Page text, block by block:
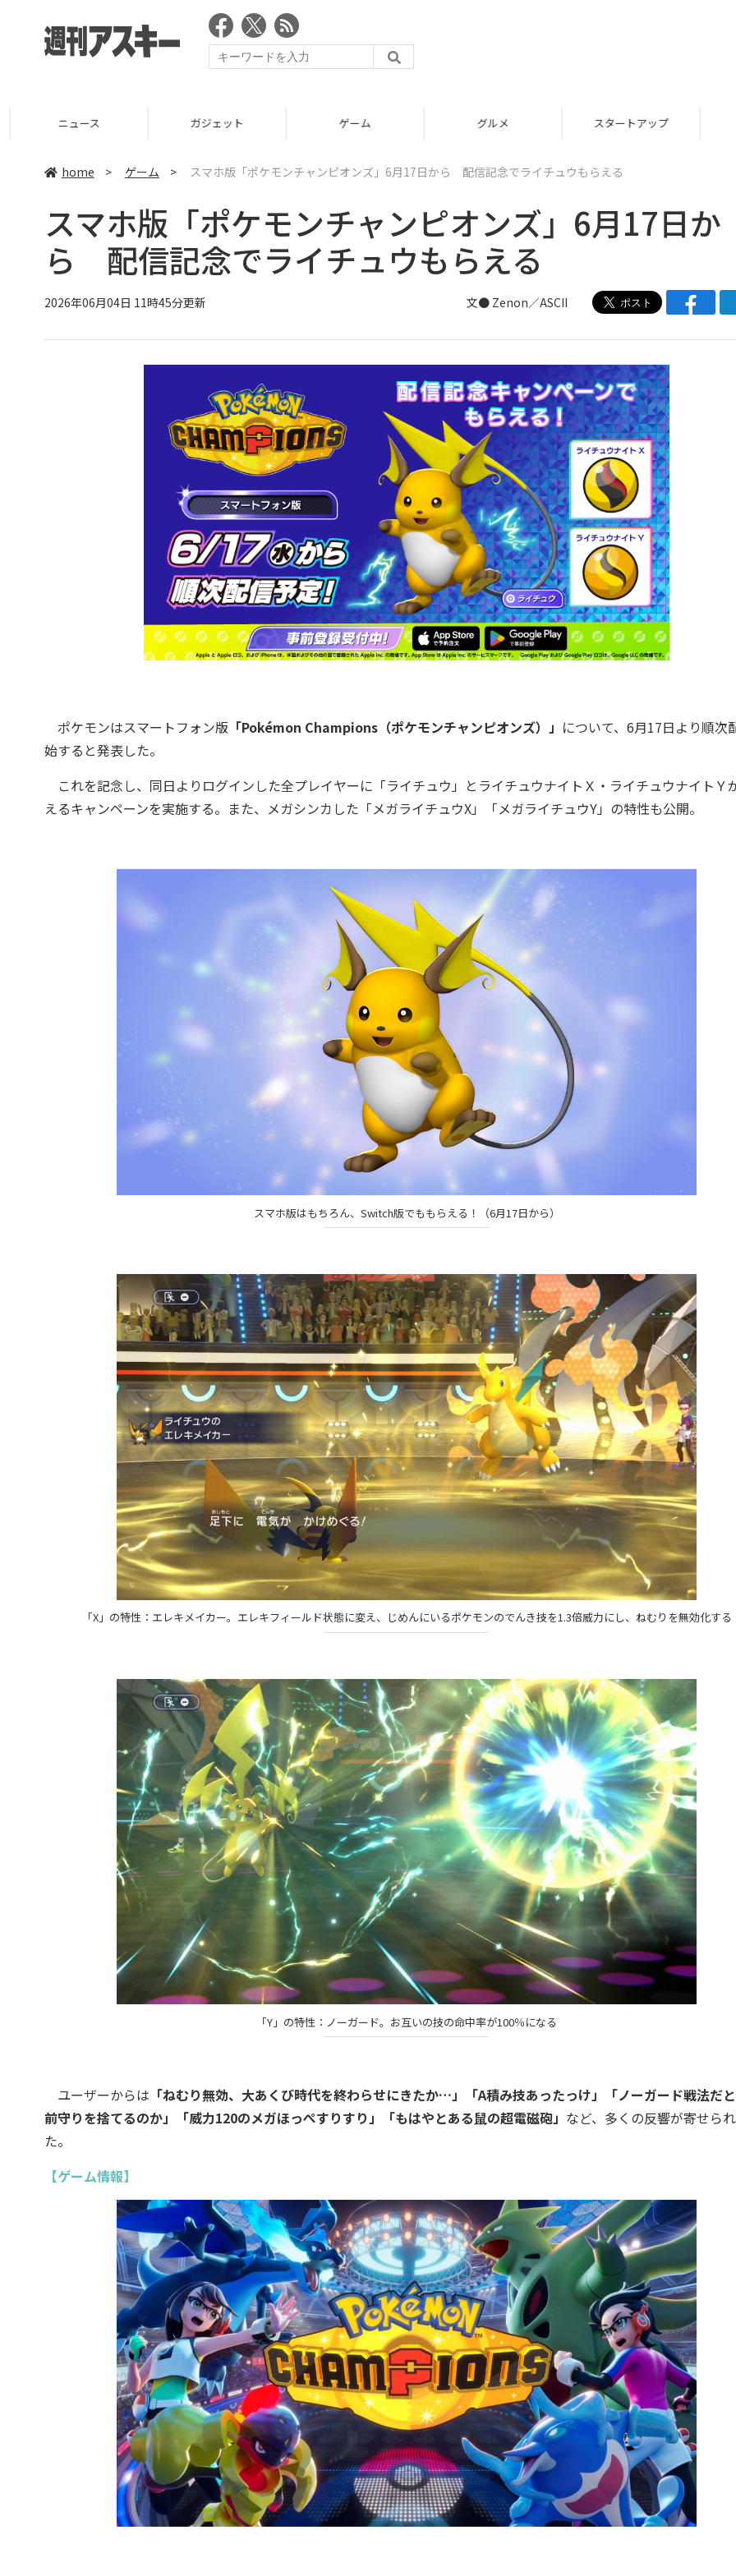
ニュース ガジェット ゲーム グルメ スタートアップ
home > ゲーム > スマホ版「ポケモンチャンピオンズ」6月17日から 配信記念でライチュウもらえる
スマホ版「ポケモンチャンピオンズ」6月17日か
ら 配信記念でライチュウもらえる
2026年06月04日 11時45分更新 文● Zenon／ASCII
ポケモンはスマートフォン版「Pokémon Champions（ポケモンチャンピオンズ）」 について、6月17日より順次
始すると発表した。
これを記念し、同日よりログインした全プレイヤーに「ライチュウ」とライチュウナイトＸ・ライチュウナイトＹ
えるキャンペーンを実施する。また、メガシンカした「メガライチュウX」「メガライチュウY」の特性も公開。
スマホ版はもちろん、Switch版でももらえる！（6月17日から）
「X」の特性：エレキメイカー。エレキフィールド状態に変え、じめんにいるポケモンのでんき技を1.3倍威力にし、ねむりを無効化する
「Y」の特性：ノーガード。お互いの技の命中率が100％になる
ユーザーからは 「ねむり無効、大あくび時代を終わらせにきたか…」「A積み技あったっけ」「ノーガード戦法だ
前守りを捨てるのか」「威力120のメガほっぺすりすり」「もはやとある鼠の超電磁砲」 など、多くの反響が寄せら
た。
【ゲーム情報】